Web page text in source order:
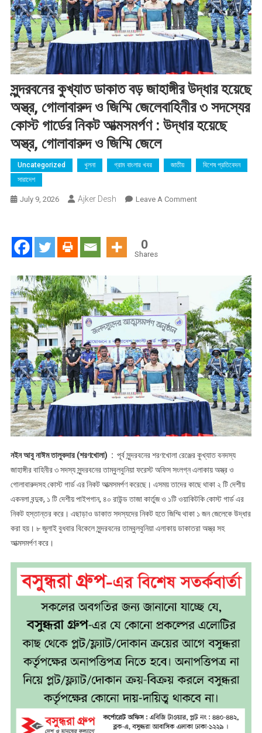
সুন্দরবনের কুখ্যাত ডাকাত বড় জাহাঙ্গীর উদ্ধার হয়েছে
অস্ত্র, গোলাবারুদ ও জিম্মি জেলেবাহিনীর ৩ সদস্যের
কোস্ট গার্ডের নিকট আত্মসমর্পণ : উদ্ধার হয়েছে
অস্ত্র, গোলাবারুদ ও জিম্মি জেলে
Uncategorized খুলনা গ্রাম বাংলার খবর জাতীয়
বিশেষ প্রতিবেদন
সারাদেশ
July 9, 2026 Ajker Desh Leave A CommentOn
অস্ত্র,
গোলাবারুদ
ও
জিম্মি
জেলেবাহিনীর
৩
সদস্যের
কোস্ট
গার্ডের
নিকট
:
উদ্ধার
হয়েছে
অস্ত্র,
0
Shares
নইন আবু নাঈম তালুকদার (শরণখোলা) : পূর্ব সুন্দরবনের শরণখোলা রেঞ্জের কুখ্যাত বনদস্য
জাহাঙ্গীর বাহিনীর ৩ সদস্য সুন্দরবনের তাম্বুলবুনিয়া ফরেস্ট অফিস সংলগ্ন এলাকায় অস্ত্র ও
গোলাবারুদসহ কোস্ট গার্ড এর নিকট আত্মসমর্পণ করেছে। এসময় তাদের কাছে থাকা ২ টি দেশীয়
একনলা বন্দুক, ১ টি দেশীয় পাইপগান, ৪০ রাউন্ড তাজা কার্তুজ ও ১টি ওয়াকিটকি কোস্ট গার্ড এর
নিকট হস্তান্তর করে। এছাড়াও ডাকাত সদস্যদের নিকট হতে জিম্মি থাকা ১ জন জেলেকে উদ্ধার
করা হয়। ৮ জুলাই বুধবার বিকেলে সুন্দরবনের তাম্বুলবুনিয়া এলাকায় ডাকাতরা অস্ত্র সহ
আত্মসমর্পণ করে।